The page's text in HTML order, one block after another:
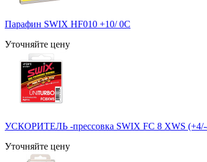
Парафин SWIX HF010 +10/ 0С
Уточняйте цену
УСКОРИТЕЛЬ -прессовка SWIX FC 8 XWS (+4/-
Уточняйте цену